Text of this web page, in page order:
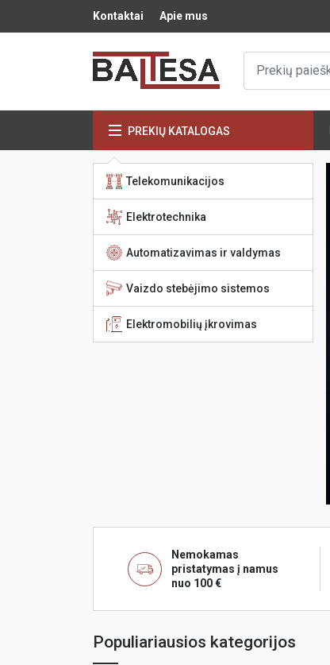
Kontaktai Apie mus
PREKIŲ KATALOGAS
Telekomunikacijos
Elektrotechnika
Automatizavimas ir valdymas
Vaizdo stebėjimo sistemos
Elektromobilių įkrovimas
stotelės
Nemokamas
pristatymas į namus
nuo 100 €
Populiariausios kategorijos